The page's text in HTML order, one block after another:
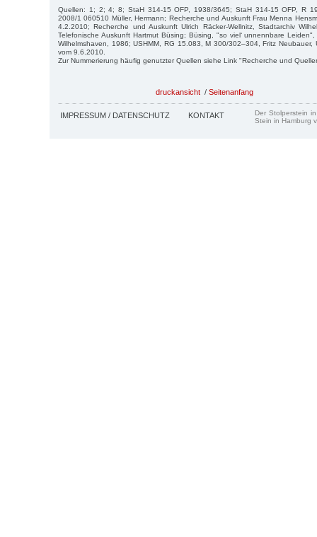
Quellen: 1; 2; 4; 8; StaH 314-15 OFP, 1938/3645; StaH 314-15 OFP, R
2008/1 060510 Müller, Hermann; Recherche und Auskunft Frau Menna
4.2.2010; Recherche und Auskunft Ulrich Räcker-Wellnitz, Stadtarchiv
Telefonische Auskunft Hartmut Büsing; Büsing, "so viel‘ unnennbare
Wilhelmshaven, 1986; USHMM, RG 15.083, M 300/302–304, Fritz Neubauer,
vom 9.6.2010.
Zur Nummerierung häufig genutzter Quellen siehe Link "Recherche und
druckansicht / Seitenanfang
IMPRESSUM / DATENSCHUTZ KONTAKT
Der Stolperstein
Stein in Hamburg